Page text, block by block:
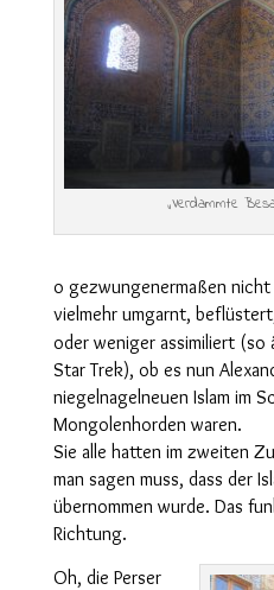
„Verdammte
o gezwungenermaßen
vielmehr umgarnt,
oder weniger assimiliert (so
Star Trek), ob es nun
niegelnagelneuen Islam im
Mongolenhorden waren.
Sie alle hatten im zweiten
man sagen muss, dass der
übernommen wurde. Das
Richtung.
Oh, die Perser